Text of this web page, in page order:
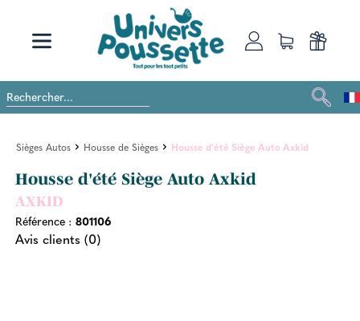
Sièges Autos Housse de Sièges Housse d'été Siège Auto Axkid
Housse d'été Siège Auto Axkid
AXKID
Référence : 801106
Avis clients (0)